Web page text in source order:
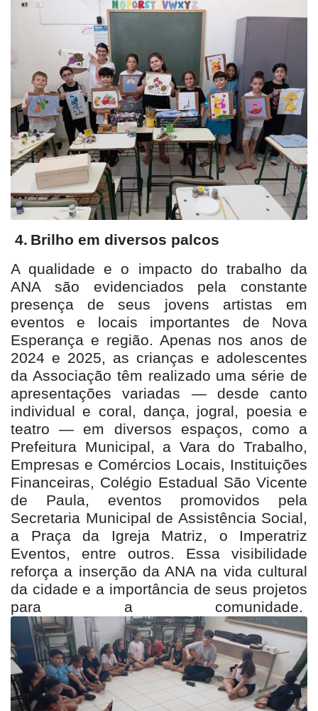
4. Brilho em diversos palcos
A qualidade e o impacto do trabalho da
ANA são evidenciados pela constante
presença de seus jovens artistas em
eventos e locais importantes de Nova
Esperança e região. Apenas nos anos de
2024 e 2025, as crianças e adolescentes
da Associação têm realizado uma série de
apresentações variadas — desde canto
individual e coral, dança, jogral, poesia e
teatro — em diversos espaços, como a
Prefeitura Municipal, a Vara do Trabalho,
Empresas e Comércios Locais, Instituições
Financeiras, Colégio Estadual São Vicente
de Paula, eventos promovidos pela
Secretaria Municipal de Assistência Social,
a Praça da Igreja Matriz, o Imperatriz
Eventos, entre outros. Essa visibilidade
reforça a inserção da ANA na vida cultural
da cidade e a importância de seus projetos
para a comunidade.